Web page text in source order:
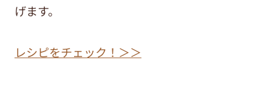
げます。
レシピをチェック！＞＞